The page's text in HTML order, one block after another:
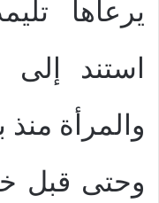
يرعاها
استند
والمرأة منذ
وحتى قبل